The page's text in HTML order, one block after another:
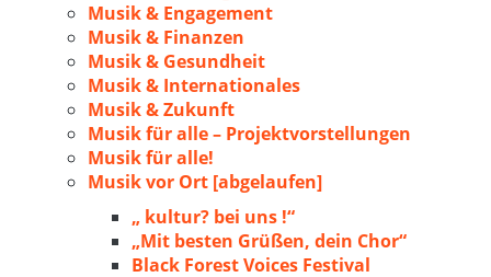
Musik & Engagement
Musik & Finanzen
Musik & Gesundheit
Musik & Internationales
Musik & Zukunft
Musik für alle – Projektvorstellungen
Musik für alle!
Musik vor Ort [abgelaufen]
„ kultur? bei uns !“
„Mit besten Grüßen, dein Chor“
Black Forest Voices Festival